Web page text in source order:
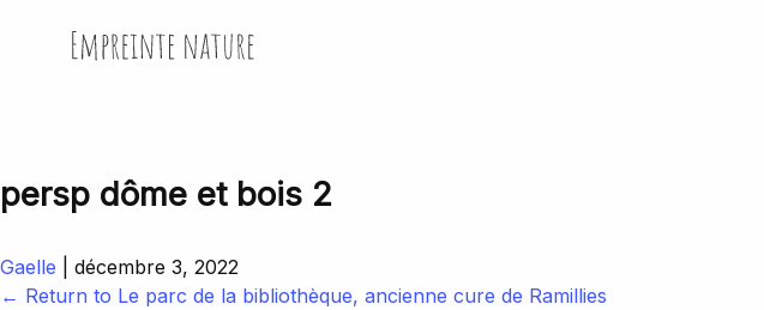
Empreinte Nature
persp dôme et bois 2
Gaelle
décembre 3, 2022
← Return to Le parc de la bibliothèque, ancienne cure de Ramillies